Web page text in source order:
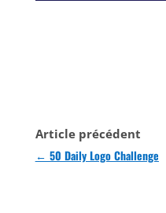
Article précédent
← 50 Daily Logo Challenge